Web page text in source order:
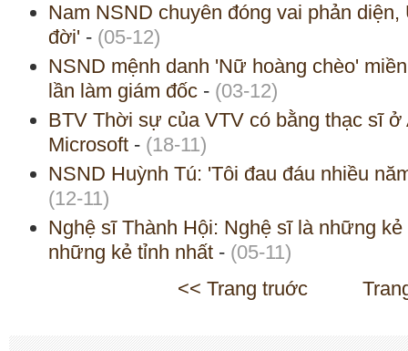
Nam NSND chuyên đóng vai phản
đời' - (05-12)
NSND mệnh danh 'Nữ hoàng chèo'
lần làm giám đốc - (03-12)
BTV Thời sự của VTV có bằng thạc sĩ
Microsoft - (18-11)
NSND Huỳnh Tú: 'Tôi đau đáu nhiều
(12-11)
Nghệ sĩ Thành Hội: Nghệ sĩ là những
những kẻ tỉnh nhất - (05-11)
<< Trang truớc